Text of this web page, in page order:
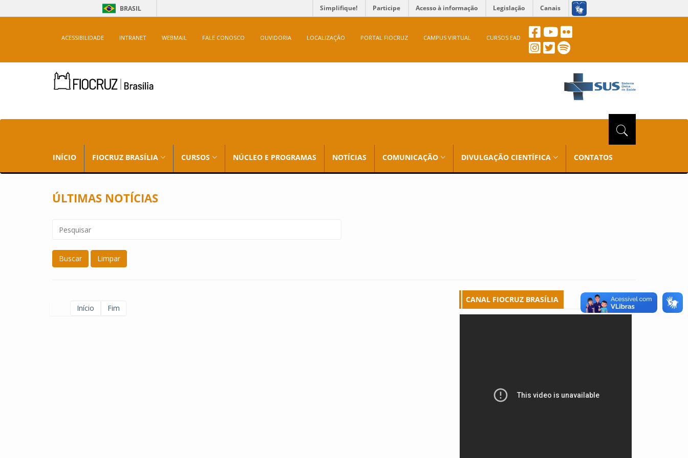
BRASIL Simplifique! Participe Acesso à informação Legislação Canais
ACESSIBILIDADE INTRANET WEBMAIL FALE CONOSCO OUVIDORIA LOCALIZAÇÃO PORTAL FIOCRUZ CAMPUS VIRTUAL CURSOS EAD
INÍCIO FIOCRUZ BRASÍLIA CURSOS NÚCLEO E PROGRAMAS NOTÍCIAS COMUNICAÇÃO DIVULGAÇÃO CIENTÍFICA CONTATOS
ÚLTIMAS NOTÍCIAS
Buscar Limpar
Início Fim
CANAL FIOCRUZ BRASÍLIA